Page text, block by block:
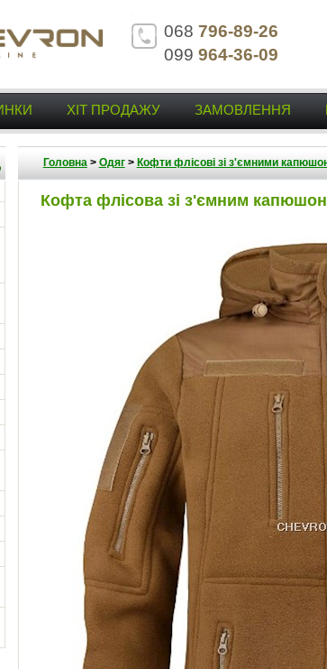
068 796-89-26
099 964-36-09
ХІТ ПРОДАЖУ ЗАМОВЛЕННЯ
Головна> Одяг> Кофти флісові зі з'ємними
Кофта флісова зі з'ємним